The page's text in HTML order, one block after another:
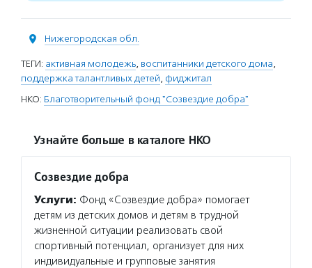
Нижегородская обл.
ТЕГИ: активная молодежь, воспитанники детского дома,
поддержка талантливых детей, фиджитал
НКО: Благотворительный фонд "Созвездие добра"
Узнайте больше в каталоге НКО
Созвездие добра
Услуги: Фонд «Созвездие добра» помогает
детям из детских домов и детям в трудной
жизненной ситуации реализовать свой
спортивный потенциал, организует для них
индивидуальные и групповые занятия